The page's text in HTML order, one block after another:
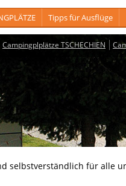
Tipps für Ausflüge
Campingplplätze TSCHECHIEN
selbstverständlich für alle